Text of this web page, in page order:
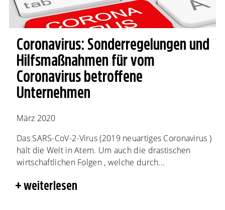
Coronavirus: Sonderregelungen und
Hilfsmaßnahmen für vom
Coronavirus betroffene
Unternehmen
März 2020
Das SARS-CoV-2-Virus (2019 neuartiges Coronavirus )
hält die Welt in Atem. Um auch die drastischen
wirtschaftlichen Folgen , welche durch...
weiterlesen